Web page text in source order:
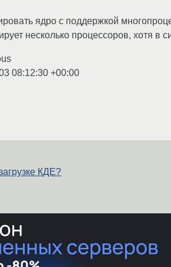
ядро с поддержкой
несколько процессоров, хотя в
08:12:30 +00:00
КДЕ?